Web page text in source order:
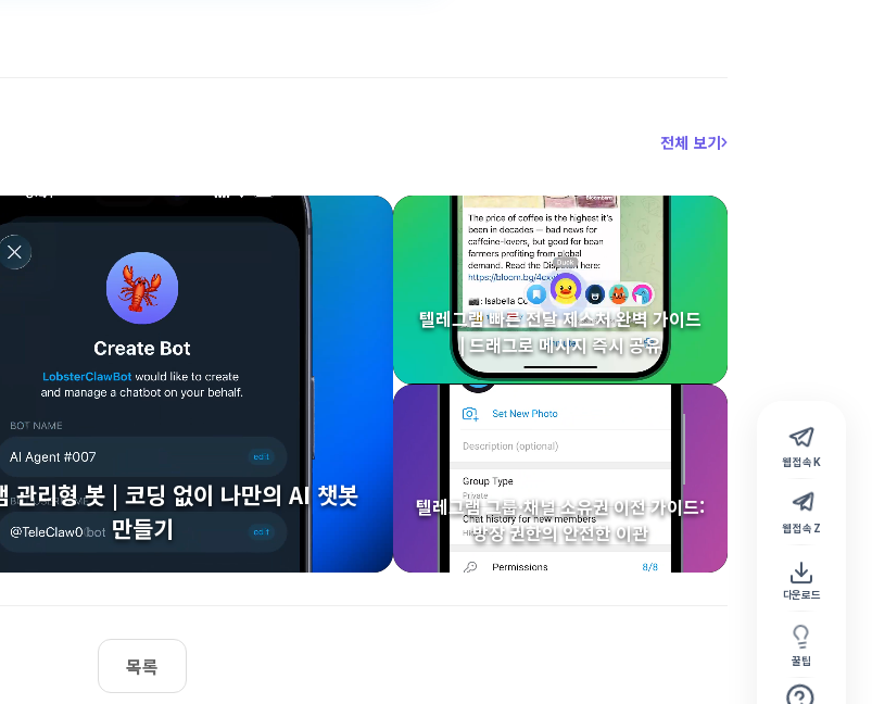
웹 접속 K
웹 접속 Z
다운로드
꿀팁
전체 보기
관리형 봇 | 코딩 없이 나만의 AI 챗봇
만들기
텔레그램 빠른 전달 제스처 완벽 가이드
| 드래그로 메시지 즉시 공유
텔레그램 그룹·채널 소유권 이전 가이드:
방장 권한의 안전한 이관
목록